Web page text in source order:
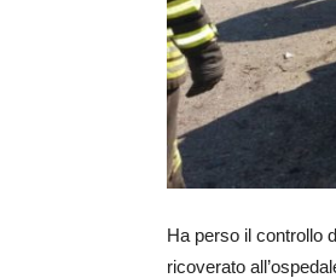
Ha perso il controllo
ricoverato